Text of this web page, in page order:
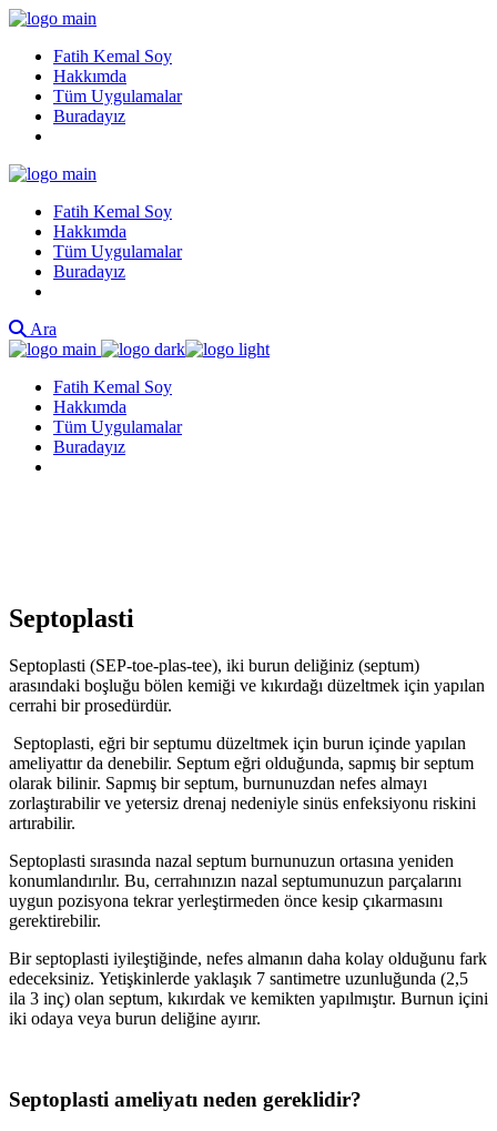
Fatih Kemal Soy
Hakkımda
Tüm Uygulamalar
Buradayız
Fatih Kemal Soy
Hakkımda
Tüm Uygulamalar
Buradayız
Ara
Fatih Kemal Soy
Hakkımda
Tüm Uygulamalar
Buradayız
Septoplasti
Septoplasti (SEP-toe-plas-tee), iki burun deliğiniz (septum)
arasındaki boşluğu bölen kemiği ve kıkırdağı düzeltmek için yapılan
cerrahi bir prosedürdür.
Septoplasti, eğri bir septumu düzeltmek için burun içinde yapılan
ameliyattır da denebilir. Septum eğri olduğunda, sapmış bir septum
olarak bilinir. Sapmış bir septum, burnunuzdan nefes almayı
zorlaştırabilir ve yetersiz drenaj nedeniyle sinüs enfeksiyonu riskini
artırabilir.
Septoplasti sırasında nazal septum burnunuzun ortasına yeniden
konumlandırılır. Bu, cerrahınızın nazal septumunuzun parçalarını
uygun pozisyona tekrar yerleştirmeden önce kesip çıkarmasını
gerektirebilir.
Bir septoplasti iyileştiğinde, nefes almanın daha kolay olduğunu fark
edeceksiniz. Yetişkinlerde yaklaşık 7 santimetre uzunluğunda (2,5
ila 3 inç) olan septum, kıkırdak ve kemikten yapılmıştır. Burnun içini
iki odaya veya burun deliğine ayırır.
Septoplasti ameliyatı neden gereklidir?